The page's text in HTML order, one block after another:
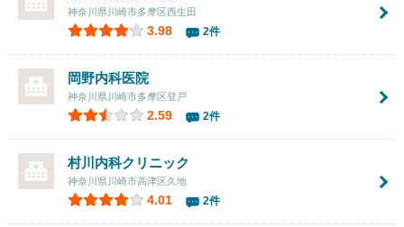
神奈川県川崎市多摩区西生田
3.98 2件
岡野内科医院
神奈川県川崎市多摩区登戸
2.59 2件
村川内科クリニック
神奈川県川崎市高津区久地
4.01 2件